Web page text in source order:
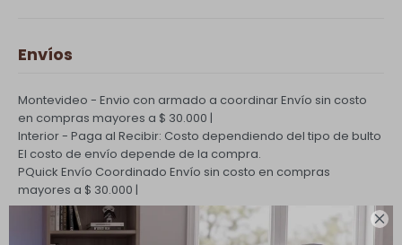

Envíos
Montevideo - Envio con armado a coordinarEnvío sin costo
en compras mayores a $ 30.000 |
Interior - Paga al Recibir: Costo dependiendo del tipo de bulto
El costo de envío depende de la compra.
PQuick Envío Coordinado Envío sin costo en compras
mayores a $ 30.000 |
Cambios y Devoluciones